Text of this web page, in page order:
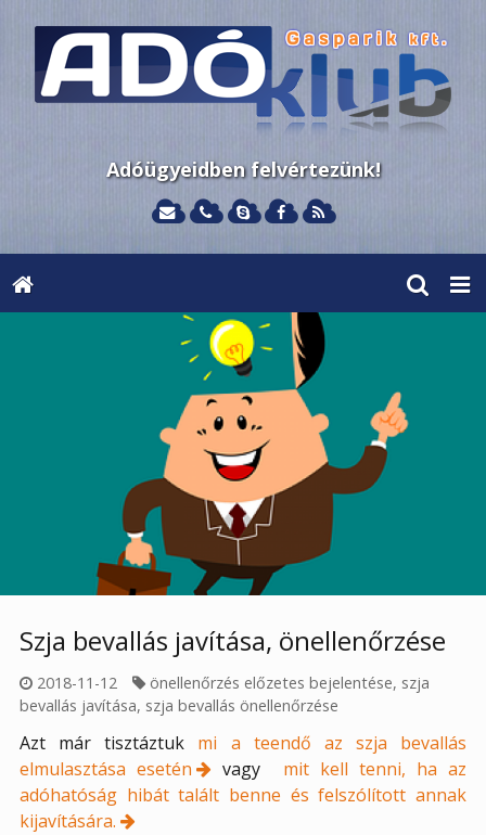
Adóügyeidben felvértezünk!
Szja bevallás javítása, önellenőrzése
2018-11-12 önellenőrzés előzetes bejelentése, szja
bevallás javítása, szja bevallás önellenőrzése
Azt már tisztáztuk mi a teendő az szja bevallás
elmulasztása esetén
vagy
mit kell tenni, ha az
adóhatóság hibát talált benne és felszólított annak
kijavítására.